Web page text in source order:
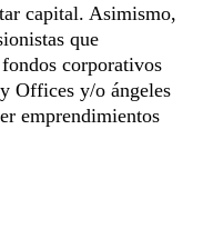
capital. Asimismo,
que
corporativos
Offices y/o ángeles
emprendimientos